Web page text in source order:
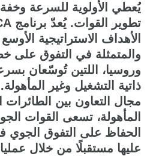
يُعطي الأولوية للسرعة وخفة
الأهداف الاستراتيجية
والمتمثلة في التفوق على
وروسيا، اللتين تُوسّعان
ذاتية التشغيل وغير
مجال التعاون بين الطائرات
المأهولة، تسعى القوات
الحفاظ على التفوق الجوي
عليها مستقبلًا من خلال